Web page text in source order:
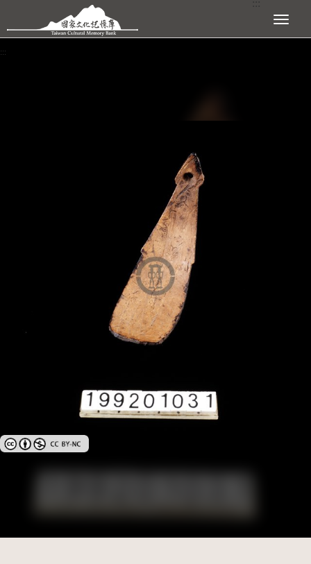
跳到主要內容區塊 展開選單
:::
創用CC姓名標示-非商業性 3.0 台灣及其後版本(CC BY-NC 3.0 TW +)